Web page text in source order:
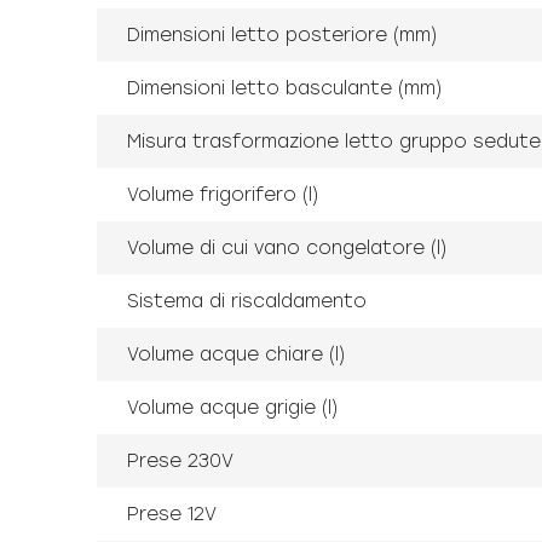
Dimensioni letto posteriore (mm)
Dimensioni letto basculante (mm)
Misura trasformazione letto gruppo sedute
Volume frigorifero (l)
Volume di cui vano congelatore (l)
Sistema di riscaldamento
Volume acque chiare (l)
Volume acque grigie (l)
Prese 230V
Prese 12V